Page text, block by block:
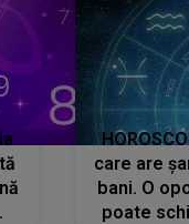
care are
bani. O
poate